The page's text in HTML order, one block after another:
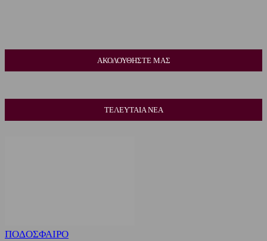
ΑΚΟΛΟΥΘΗΣΤΕ ΜΑΣ
ΤΕΛΕΥΤΑΙΑ ΝΕΑ
ΠΟΔΟΣΦΑΙΡΟ